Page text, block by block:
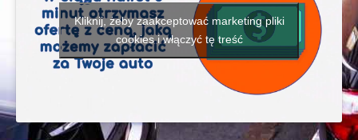
Kliknij, żeby zaakceptować marketing pliki
cookies i włączyć tę treść